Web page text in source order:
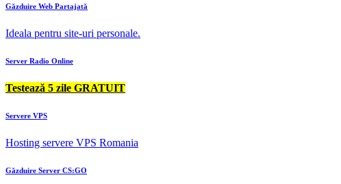
Găzduire Web Partajată
Ideala pentru site-uri personale.
Server Radio Online
Testează 5 zile GRATUIT
Servere VPS
Hosting servere VPS Romania
Găzduire Server CS:GO